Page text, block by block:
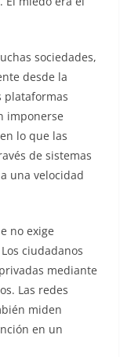
sociedades,
desde la
plataformas
imponerse
lo que las
de sistemas
una velocidad
no exige
ciudadanos
mediante
Las redes
miden
en un